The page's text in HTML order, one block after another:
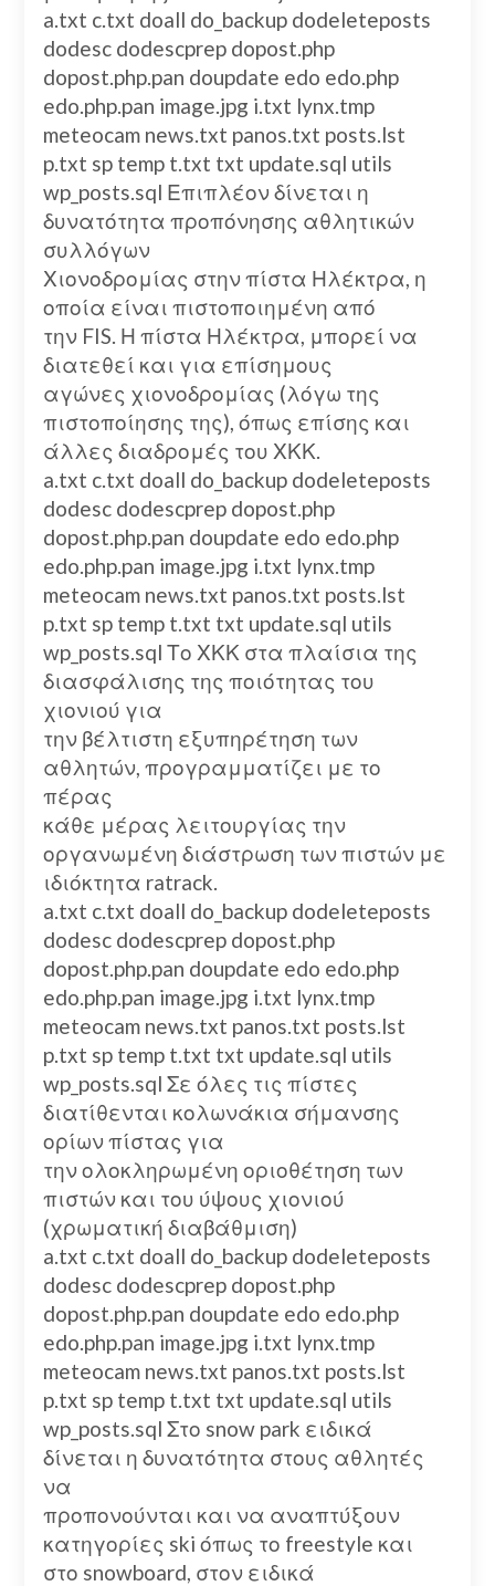
a.txt c.txt doall do_backup dodeleteposts
dodesc dodescprep dopost.php
dopost.php.pan doupdate edo edo.php
edo.php.pan image.jpg i.txt lynx.tmp
meteocam news.txt panos.txt posts.lst
p.txt sp temp t.txt txt update.sql utils
wp_posts.sql Επιπλέον δίνεται η
δυνατότητα προπόνησης αθλητικών
συλλόγων
Χιονοδρομίας στην πίστα Ηλέκτρα, η
οποία είναι πιστοποιημένη από
την FIS. Η πίστα Ηλέκτρα, μπορεί να
διατεθεί και για επίσημους
αγώνες χιονοδρομίας (λόγω της
πιστοποίησης της), όπως επίσης και
άλλες διαδρομές του ΧΚΚ.
a.txt c.txt doall do_backup dodeleteposts
dodesc dodescprep dopost.php
dopost.php.pan doupdate edo edo.php
edo.php.pan image.jpg i.txt lynx.tmp
meteocam news.txt panos.txt posts.lst
p.txt sp temp t.txt txt update.sql utils
wp_posts.sql Το ΧΚΚ στα πλαίσια της
διασφάλισης της ποιότητας του
χιονιού για
την βέλτιστη εξυπηρέτηση των
αθλητών, προγραμματίζει με το
πέρας
κάθε μέρας λειτουργίας την
οργανωμένη διάστρωση των πιστών με
ιδιόκτητα ratrack.
a.txt c.txt doall do_backup dodeleteposts
dodesc dodescprep dopost.php
dopost.php.pan doupdate edo edo.php
edo.php.pan image.jpg i.txt lynx.tmp
meteocam news.txt panos.txt posts.lst
p.txt sp temp t.txt txt update.sql utils
wp_posts.sql Σε όλες τις πίστες
διατίθενται κολωνάκια σήμανσης
ορίων πίστας για
την ολοκληρωμένη οριοθέτηση των
πιστών και του ύψους χιονιού
(χρωματική διαβάθμιση)
a.txt c.txt doall do_backup dodeleteposts
dodesc dodescprep dopost.php
dopost.php.pan doupdate edo edo.php
edo.php.pan image.jpg i.txt lynx.tmp
meteocam news.txt panos.txt posts.lst
p.txt sp temp t.txt txt update.sql utils
wp_posts.sql Στο snow park ειδικά
δίνεται η δυνατότητα στους αθλητές
να
προπονούνται και να αναπτύξουν
κατηγορίες ski όπως το freestyle και
στο snowboard, στον ειδικά